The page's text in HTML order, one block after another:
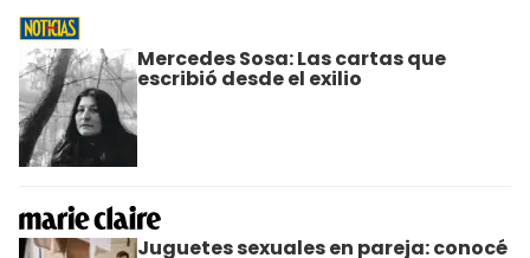
Mercedes Sosa: Las cartas que
escribió desde el exilio
Juguetes sexuales en pareja: conocé